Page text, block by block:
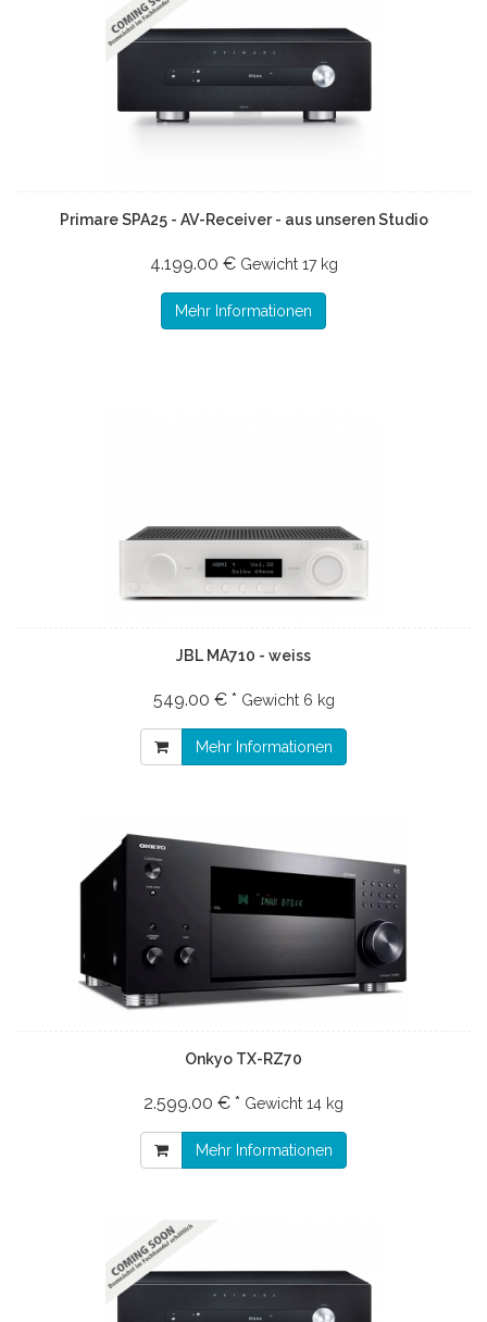
Primare SPA25 - AV-Receiver - aus unseren Studio
4.199.00 € Gewicht 17 kg
Mehr Informationen
JBL MA710 - weiss
549.00 € * Gewicht 6 kg
Mehr Informationen
Onkyo TX-RZ70
2.599.00 € * Gewicht 14 kg
Mehr Informationen